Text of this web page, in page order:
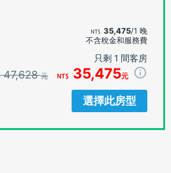
35,475/1 晚
不含稅金和服務費
只剩 1 間客房
47,628元 35,475元
選擇此房型